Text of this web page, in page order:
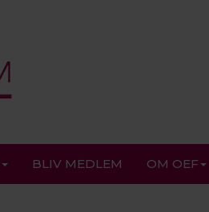
BLIV MEDLEM OM OEF